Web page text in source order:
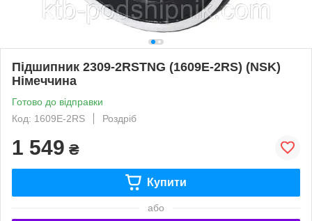
Підшипник 2309-2RSTNG (1609Е-2RS) (NSK)
Німеччина
Готово до відправки
Код: 1609Е-2RS
Роздріб
1 549 ₴
Купити
або